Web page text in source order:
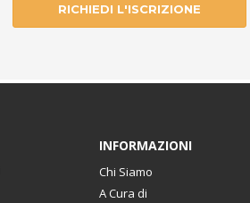
RICHIEDI L'ISCRIZIONE
INFORMAZIONI
Chi Siamo
A Cura di